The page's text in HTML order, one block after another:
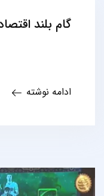
گام بلند
ادامه نوشته